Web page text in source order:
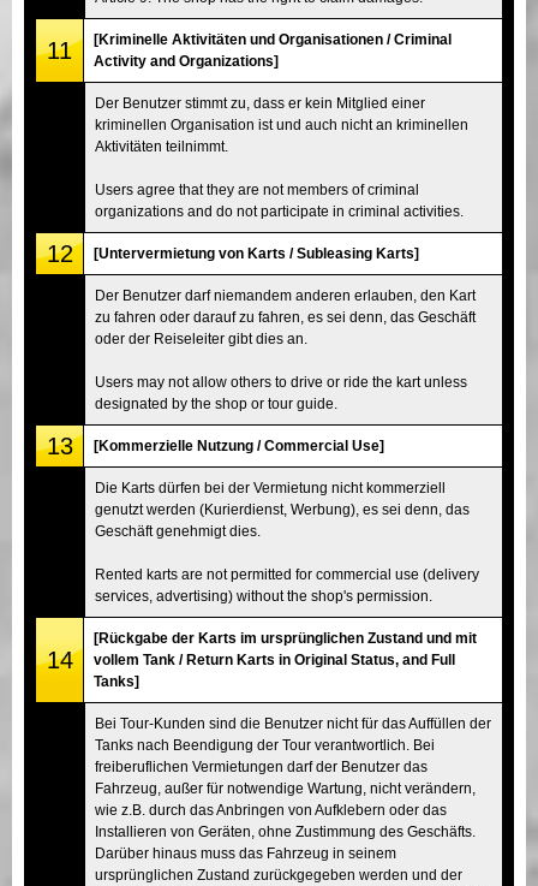
11
[Kriminelle Aktivitäten und Organisationen / Criminal
Activity and Organizations]
Der Benutzer stimmt zu, dass er kein Mitglied einer
kriminellen Organisation ist und auch nicht an kriminellen
Aktivitäten teilnimmt.
Users agree that they are not members of criminal
organizations and do not participate in criminal activities.
12 [Untervermietung von Karts / Subleasing Karts]
Der Benutzer darf niemandem anderen erlauben, den Kart
zu fahren oder darauf zu fahren, es sei denn, das Geschäft
oder der Reiseleiter gibt dies an.
Users may not allow others to drive or ride the kart unless
designated by the shop or tour guide.
13 [Kommerzielle Nutzung / Commercial Use]
Die Karts dürfen bei der Vermietung nicht kommerziell
genutzt werden (Kurierdienst, Werbung), es sei denn, das
Geschäft genehmigt dies.
Rented karts are not permitted for commercial use (delivery
services, advertising) without the shop's permission.
14
[Rückgabe der Karts im ursprünglichen Zustand und mit
vollem Tank / Return Karts in Original Status, and Full
Tanks]
Bei Tour-Kunden sind die Benutzer nicht für das Auffüllen der
Tanks nach Beendigung der Tour verantwortlich. Bei
freiberuflichen Vermietungen darf der Benutzer das
Fahrzeug, außer für notwendige Wartung, nicht verändern,
wie z.B. durch das Anbringen von Aufklebern oder das
Installieren von Geräten, ohne Zustimmung des Geschäfts.
Darüber hinaus muss das Fahrzeug in seinem
ursprünglichen Zustand zurückgegeben werden und der